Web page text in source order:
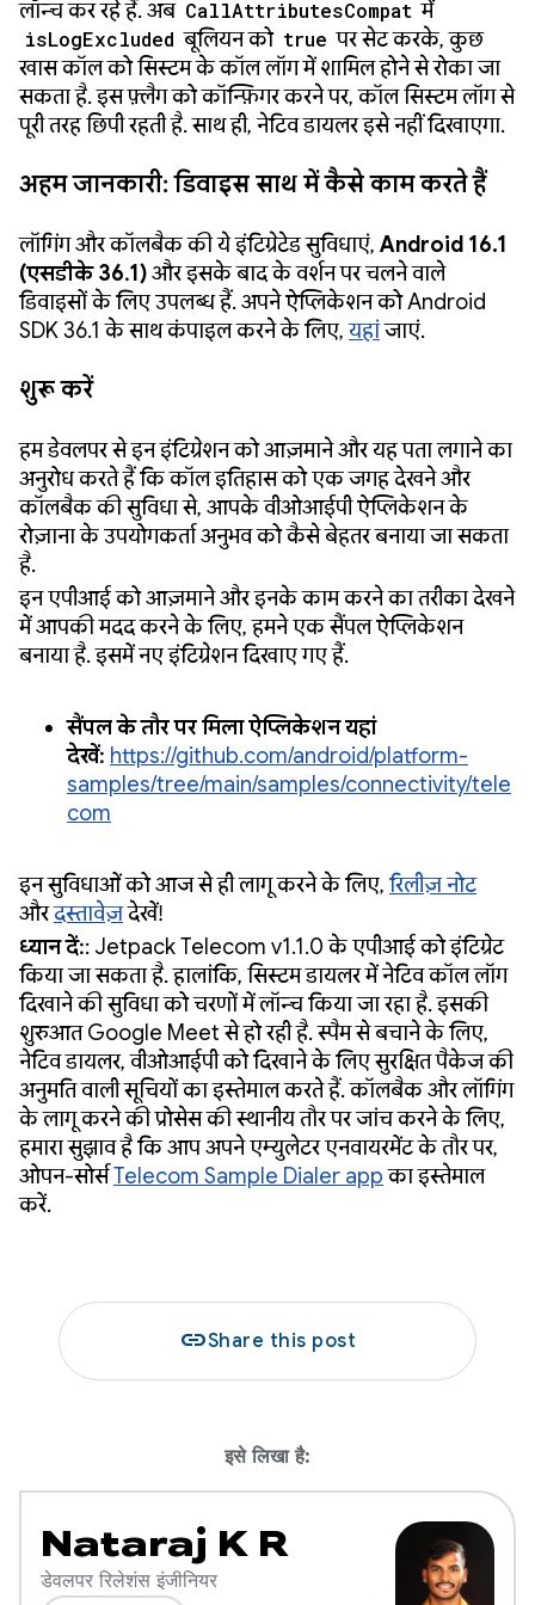
लॉन्च कर रहे हैं. अब CallAttributesCompat में
isLogExcluded बूलियन को true पर सेट करके, कुछ
खास कॉल को सिस्टम के कॉल लॉग में शामिल होने से रोका जा
सकता है. इस फ़्लैग को कॉन्फ़िगर करने पर, कॉल सिस्टम लॉग से
पूरी तरह छिपी रहती है. साथ ही, नेटिव डायलर इसे नहीं दिखाएगा.
अहम जानकारी: डिवाइस साथ में कैसे काम करते हैं
लॉगिंग और कॉलबैक की ये इंटिग्रेटेड सुविधाएं, Android 16.1
(एसडीके 36.1)और इसके बाद के वर्शन पर चलने वाले
डिवाइसों के लिए उपलब्ध हैं. अपने ऐप्लिकेशन को Android
SDK 36.1 के साथ कंपाइल करने के लिए,यहांजाएं.
शुरू करें
हम डेवलपर से इन इंटिग्रेशन को आज़माने और यह पता लगाने का
अनुरोध करते हैं कि कॉल इतिहास को एक जगह देखने और
कॉलबैक की सुविधा से, आपके वीओआईपी ऐप्लिकेशन के
रोज़ाना के उपयोगकर्ता अनुभव को कैसे बेहतर बनाया जा सकता
है.
इन एपीआई को आज़माने और इनके काम करने का तरीका देखने
में आपकी मदद करने के लिए, हमने एक सैंपल ऐप्लिकेशन
बनाया है. इसमें नए इंटिग्रेशन दिखाए गए हैं.
सैंपल के तौर पर मिला ऐप्लिकेशन यहां
देखें: https://github.com/android/platform-
samples/tree/main/samples/connectivity/tele
com
इन सुविधाओं को आज से ही लागू करने के लिए, रिलीज़ नोट
औरदस्तावेज़देखें!
ध्यान दें:: Jetpack Telecom v1.1.0 के एपीआई को इंटिग्रेट
किया जा सकता है. हालांकि, सिस्टम डायलर में नेटिव कॉल लॉग
दिखाने की सुविधा को चरणों में लॉन्च किया जा रहा है. इसकी
शुरुआत Google Meet से हो रही है. स्पैम से बचाने के लिए,
नेटिव डायलर, वीओआईपी को दिखाने के लिए सुरक्षित पैकेज की
अनुमति वाली सूचियों का इस्तेमाल करते हैं. कॉलबैक और लॉगिंग
के लागू करने की प्रोसेस की स्थानीय तौर पर जांच करने के लिए,
हमारा सुझाव है कि आप अपने एम्युलेटर एनवायरमेंट के तौर पर,
ओपन-सोर्सTelecom Sample Dialer appका इस्तेमाल
करें.
linkShare this post
इसे लिखा है:
Nataraj K R
डेवलपर रिलेशंस इंजीनियर